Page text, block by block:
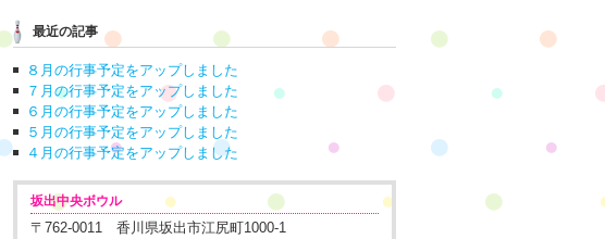
最近の記事
８月の行事予定をアップしました
７月の行事予定をアップしました
６月の行事予定をアップしました
５月の行事予定をアップしました
４月の行事予定をアップしました
坂出中央ボウル
〒762-0011 香川県坂出市江尻町1000-1